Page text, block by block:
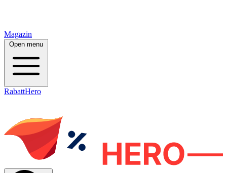
Magazin
Open menu
RabattHero